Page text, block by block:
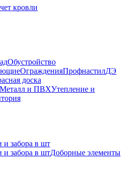
кровли
Обустройство
ОгражденияПрофнастилДЭ
доска
и ПВХУтепление и
и забора в шт
и забора в штДоборные элементы